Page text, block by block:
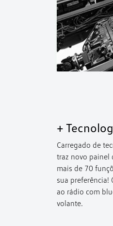
+
Carregado de
traz novo painel
mais de 70
sua
ao rádio com
volante.